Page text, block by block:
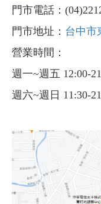
門市電話：
門市地址： 台中市
營業時間：
週一~週五 12:00-
週六~週日 11:30-